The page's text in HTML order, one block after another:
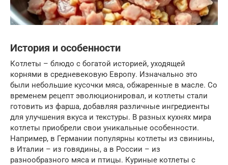
История и особенности
Котлеты – блюдо с богатой историей, уходящей
корнями в средневековую Европу. Изначально это
были небольшие кусочки мяса, обжаренные в масле. Со
временем рецепт эволюционировал, и котлеты стали
готовить из фарша, добавляя различные ингредиенты
для улучшения вкуса и текстуры. В разных кухнях мира
котлеты приобрели свои уникальные особенности.
Например, в Германии популярны котлеты из свинины,
в Италии – из говядины, а в России – из
разнообразного мяса и птицы. Куриные котлеты с